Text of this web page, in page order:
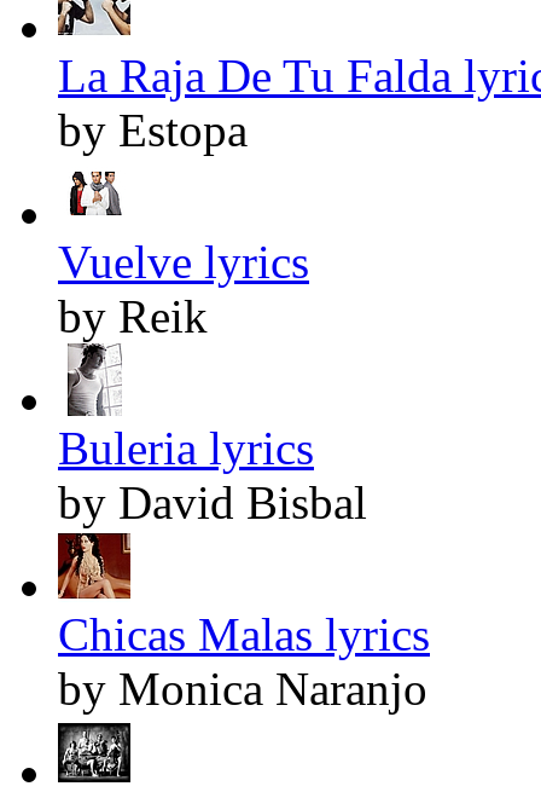
La Raja De Tu Falda
by Estopa
Vuelve lyrics
by Reik
Buleria lyrics
by David Bisbal
Chicas Malas lyrics
by Monica Naranjo